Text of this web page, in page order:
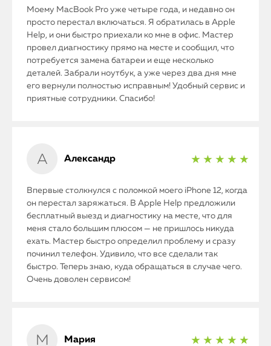
Моему MacBook Pro уже четыре года, и недавно он
просто перестал включаться. Я обратилась в Apple
Help, и они быстро приехали ко мне в офис. Мастер
провел диагностику прямо на месте и сообщил, что
потребуется замена батареи и еще несколько
деталей. Забрали ноутбук, а уже через два дня мне
его вернули полностью исправным! Удобный сервис и
приятные сотрудники. Спасибо!
Александр ★ ★ ★ ★ ★
Впервые столкнулся с поломкой моего iPhone 12, когда
он перестал заряжаться. В Apple Help предложили
бесплатный выезд и диагностику на месте, что для
меня стало большим плюсом — не пришлось никуда
ехать. Мастер быстро определил проблему и сразу
починил телефон. Удивило, что все сделали так
быстро. Теперь знаю, куда обращаться в случае чего.
Очень доволен сервисом!
Мария ★ ★ ★ ★ ★